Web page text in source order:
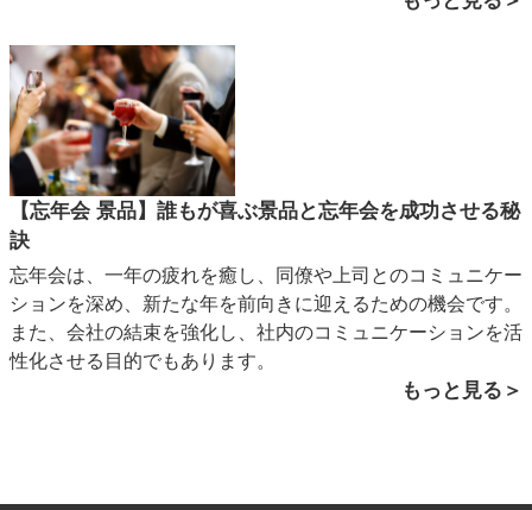
【忘年会 景品】誰もが喜ぶ景品と忘年会を成功させる秘
訣
忘年会は、一年の疲れを癒し、同僚や上司とのコミュニケー
ションを深め、新たな年を前向きに迎えるための機会です。
また、会社の結束を強化し、社内のコミュニケーションを活
性化させる目的でもあります。
もっと見る＞